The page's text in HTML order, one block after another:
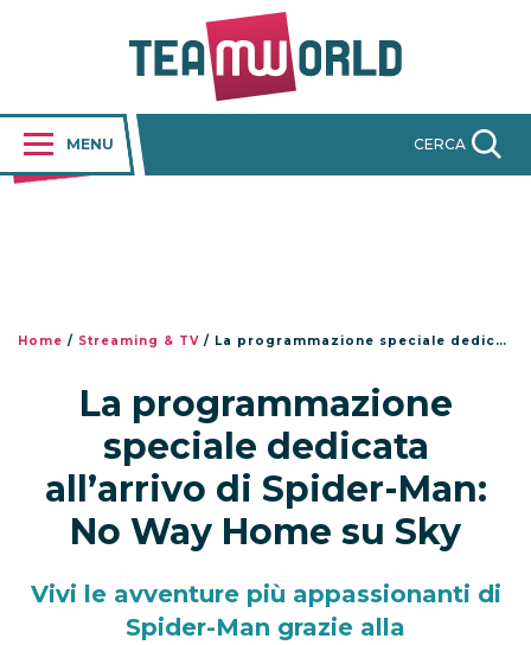
MENU CERCA
Home / Streaming & TV / La programmazione speciale dedicata all’arrivo di Spider-Man: No Way Home su Sky
La programmazione
speciale dedicata
all’arrivo di Spider-Man:
No Way Home su Sky
Vivi le avventure più appassionanti di
Spider-Man grazie alla